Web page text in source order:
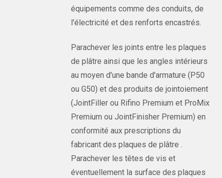
équipements comme des conduits, de
l'électricité et des renforts encastrés.
Parachever les joints entre les plaques
de plâtre ainsi que les angles intérieurs
au moyen d'une bande d'armature (P50
ou G50) et des produits de jointoiement
(JointFiller ou Rifino Premium et ProMix
Premium ou JointFinisher Premium) en
conformité aux prescriptions du
fabricant des plaques de plâtre .
Parachever les têtes de vis et
éventuellement la surface des plaques